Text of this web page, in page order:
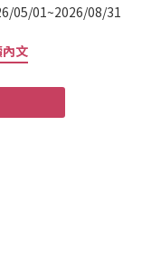
05/01~2026/08/31
文